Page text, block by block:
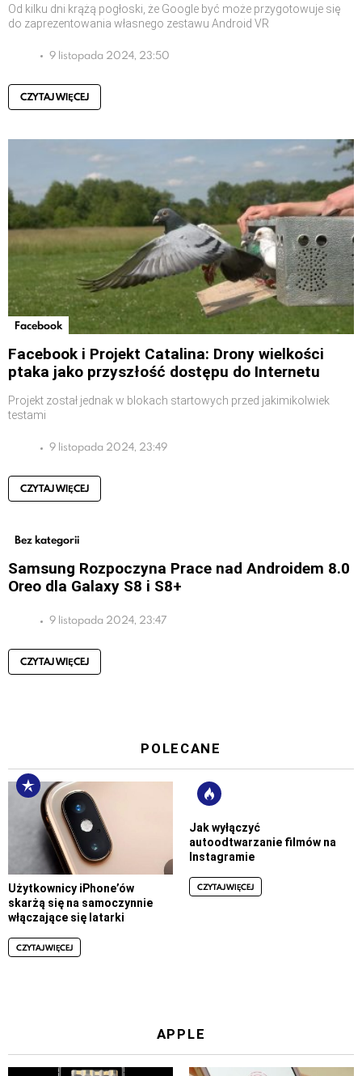
Od kilku dni krążą pogłoski, że Google być może przygotowuje się
do zaprezentowania własnego zestawu Android VR
9 listopada 2024, 23:50
CZYTAJ WIĘCEJ
Facebook
Facebook i Projekt Catalina: Drony wielkości
ptaka jako przyszłość dostępu do Internetu
Projekt został jednak w blokach startowych przed jakimikolwiek
testami
9 listopada 2024, 23:49
CZYTAJ WIĘCEJ
Bez kategorii
Samsung Rozpoczyna Prace nad Androidem 8.0
Oreo dla Galaxy S8 i S8+
9 listopada 2024, 23:47
CZYTAJ WIĘCEJ
POLECANE
Użytkownicy iPhone’ów
skarżą się na samoczynnie
włączające się latarki
CZYTAJ WIĘCEJ
Jak wyłączyć
autoodtwarzanie filmów na
Instagramie
CZYTAJ WIĘCEJ
APPLE